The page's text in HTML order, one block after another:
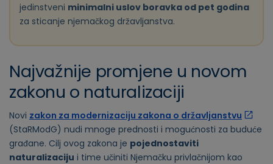
jedinstveni minimalni uslov boravka od pet godina
za sticanje njemačkog državljanstva.
Najvažnije promjene u novom
zakonu o naturalizaciji
Novi zakon za modernizaciju zakona o državljanstvu
(StaRModG) nudi mnoge prednosti i mogućnosti za buduće
građane. Cilj ovog zakona je pojednostaviti
naturalizaciju i time učiniti Njemačku privlačnijom kao